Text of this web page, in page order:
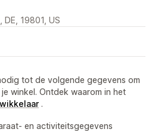
DE, 19801, US
tot de volgende gegevens om
winkel. Ontdek waarom in het
.
en activiteitsgegevens